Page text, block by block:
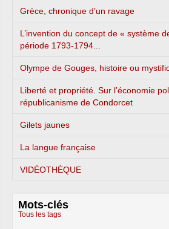
Grèce, chronique d’un ravage
L’invention du concept de « système
période 1793-1794...
Olympe de Gouges, histoire ou
Liberté et propriété. Sur l’économie
républicanisme de Condorcet
Gilets jaunes
La langue française
VIDÉOTHÈQUE
Mots-clés
Tous les tags